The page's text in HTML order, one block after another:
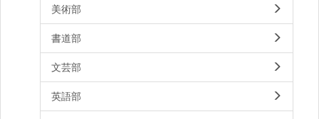
美術部
書道部
文芸部
英語部